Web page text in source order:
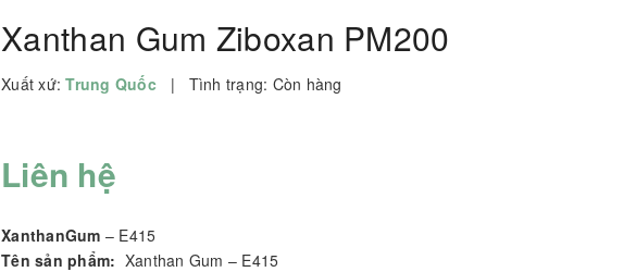
Xanthan Gum Ziboxan PM200
Xuất xứ: Trung Quốc | Tình trạng: Còn hàng
Liên hệ
XanthanGum – E415
Tên sản phẩm: Xanthan Gum – E415
trong danh mục này.